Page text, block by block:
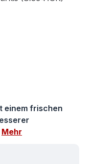
einem frischen
Mehr